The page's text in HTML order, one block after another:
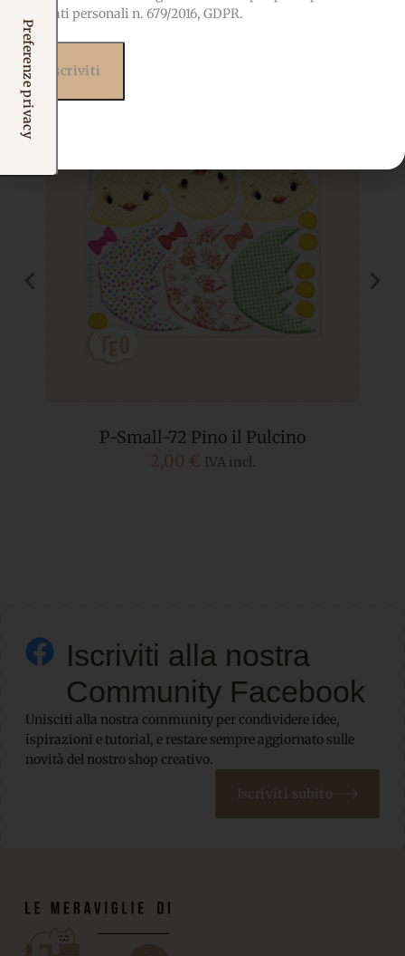
P-Small-72 Pino il Pulcino
2,00 € IVA incl.
Iscriviti alla nostra
Community Facebook
Unisciti alla nostra community per condividere idee,
ispirazioni e tutorial, e restare sempre aggiornato sulle
novità del nostro shop creativo.
Iscriviti subito
dei dati personali n. 679/2016, GDPR.